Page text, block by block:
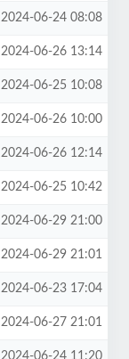
2024-06-24 08:08
2024-06-26 13:14
2024-06-25 10:08
2024-06-26 10:00
2024-06-26 12:14
2024-06-25 10:42
2024-06-29 21:00
2024-06-29 21:01
2024-06-23 17:04
2024-06-27 21:01
2024-06-24 11:20